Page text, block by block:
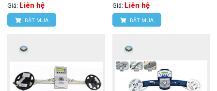
Giá: Liên hệ
ĐẶT MUA
Giá: Liên hệ
ĐẶT MUA